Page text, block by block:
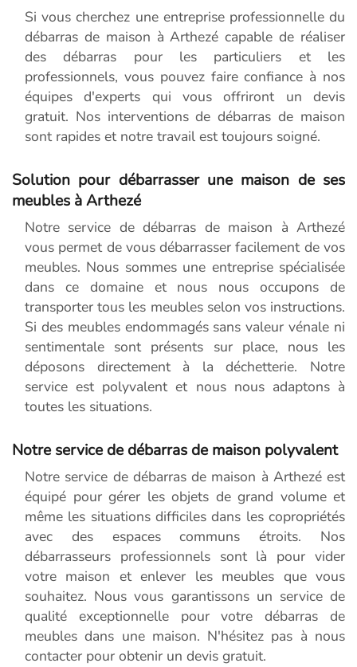
Si vous cherchez une entreprise professionnelle du
débarras de maison à Arthezé capable de réaliser
des débarras pour les particuliers et les
professionnels, vous pouvez faire confiance à nos
équipes d'experts qui vous offriront un devis
gratuit. Nos interventions de débarras de maison
sont rapides et notre travail est toujours soigné.
Solution pour débarrasser une maison de ses
meubles à Arthezé
Notre service de débarras de maison à Arthezé
vous permet de vous débarrasser facilement de vos
meubles. Nous sommes une entreprise spécialisée
dans ce domaine et nous nous occupons de
transporter tous les meubles selon vos instructions.
Si des meubles endommagés sans valeur vénale ni
sentimentale sont présents sur place, nous les
déposons directement à la déchetterie. Notre
service est polyvalent et nous nous adaptons à
toutes les situations.
Notre service de débarras de maison polyvalent
Notre service de débarras de maison à Arthezé est
équipé pour gérer les objets de grand volume et
même les situations difficiles dans les copropriétés
avec des espaces communs étroits. Nos
débarrasseurs professionnels sont là pour vider
votre maison et enlever les meubles que vous
souhaitez. Nous vous garantissons un service de
qualité exceptionnelle pour votre débarras de
meubles dans une maison. N'hésitez pas à nous
contacter pour obtenir un devis gratuit.